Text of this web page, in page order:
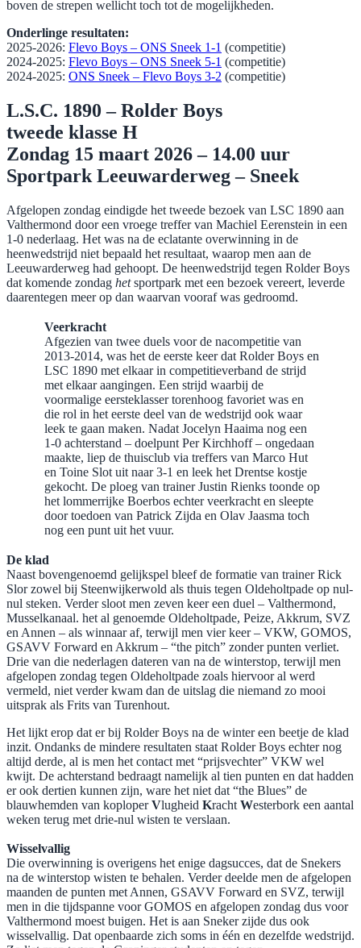
boven de strepen wellicht toch tot de mogelijkheden.
​Onderlinge resultaten:
2025-2026: Flevo Boys – ONS Sneek 1-1 (competitie)
2024-2025: Flevo Boys – ONS Sneek 5-1 (competitie)
2024-2025: ONS Sneek – Flevo Boys 3-2 (competitie)
L.S.C. 1890 – Rolder Boys
tweede klasse H
Zondag 15 maart 2026 – 14.00 uur
Sportpark Leeuwarderweg – Sneek
Afgelopen zondag eindigde het tweede bezoek van LSC 1890 aan
Valthermond door een vroege treffer van Machiel Eerenstein in een
1-0 nederlaag. Het was na de eclatante overwinning in de
heenwedstrijd niet bepaald het resultaat, waarop men aan de
Leeuwarderweg had gehoopt. De heenwedstrijd tegen Rolder Boys
dat komende zondag hetsportpark met een bezoek vereert, leverde
daarentegen meer op dan waarvan vooraf was gedroomd.
Veerkracht
Afgezien van twee duels voor de nacompetitie van
2013-2014, was het de eerste keer dat Rolder Boys en
LSC 1890 met elkaar in competitieverband de strijd
met elkaar aangingen. Een strijd waarbij de
voormalige eersteklasser torenhoog favoriet was en
die rol in het eerste deel van de wedstrijd ook waar
leek te gaan maken. Nadat Jocelyn Haaima nog een
1-0 achterstand – doelpunt Per Kirchhoff – ongedaan
maakte, liep de thuisclub via treffers van Marco Hut
en Toine Slot uit naar 3-1 en leek het Drentse kostje
gekocht. De ploeg van trainer Justin Rienks toonde op
het lommerrijke Boerbos echter veerkracht en sleepte
door toedoen van Patrick Zijda en Olav Jaasma toch
nog een punt uit het vuur.
De klad
Naast bovengenoemd gelijkspel bleef de formatie van trainer Rick
Slor zowel bij Steenwijkerwold als thuis tegen Oldeholtpade op nul-
nul steken. Verder sloot men zeven keer een duel – Valthermond,
Musselkanaal. het al genoemde Oldeholtpade, Peize, Akkrum, SVZ
en Annen – als winnaar af, terwijl men vier keer – VKW, GOMOS,
GSAVV Forward en Akkrum – “the pitch” zonder punten verliet.
Drie van die nederlagen dateren van na de winterstop, terwijl men
afgelopen zondag tegen Oldeholtpade zoals hiervoor al werd
vermeld, niet verder kwam dan de uitslag die niemand zo mooi
uitsprak als Frits van Turenhout.
Het lijkt erop dat er bij Rolder Boys na de winter een beetje de klad
inzit. Ondanks de mindere resultaten staat Rolder Boys echter nog
altijd derde, al is men het contact met “prijsvechter” VKW wel
kwijt. De achterstand bedraagt namelijk al tien punten en dat hadden
er ook dertien kunnen zijn, ware het niet dat “the Blues” de
blauwhemden van koploperVlugheid Kracht Westerbork een aantal
weken terug met drie-nul wisten te verslaan.
Wisselvallig
Die overwinning is overigens het enige dagsucces, dat de Snekers
na de winterstop wisten te behalen. Verder deelde men de afgelopen
maanden de punten met Annen, GSAVV Forward en SVZ, terwijl
men in die tijdspanne voor GOMOS en afgelopen zondag dus voor
Valthermond moest buigen. Het is aan Sneker zijde dus ook
wisselvallig. Dat openbaarde zich soms in één en dezelfde wedstrijd.